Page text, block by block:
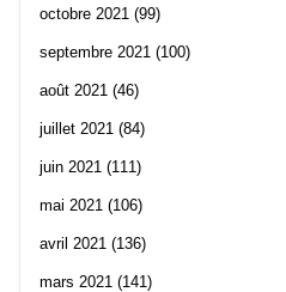
octobre 2021 (99)
septembre 2021 (100)
août 2021 (46)
juillet 2021 (84)
juin 2021 (111)
mai 2021 (106)
avril 2021 (136)
mars 2021 (141)